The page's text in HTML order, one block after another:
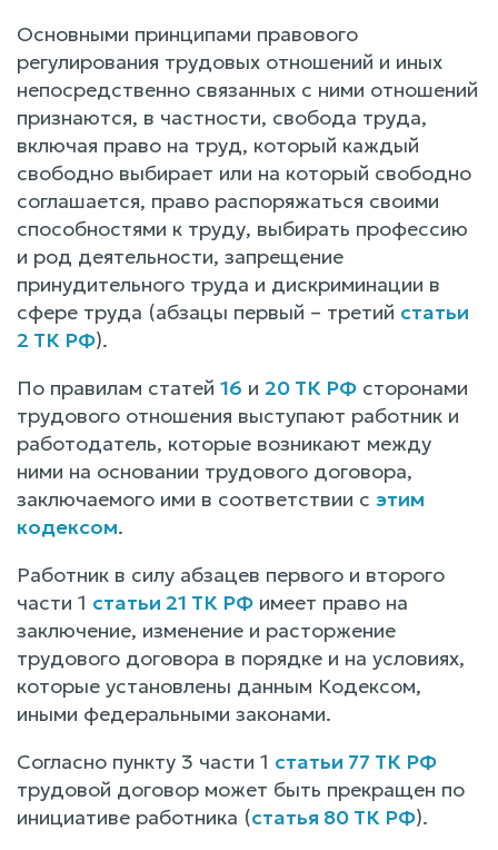
Основными принципами правового
регулирования трудовых отношений и иных
непосредственно связанных с ними отношений
признаются, в частности, свобода труда,
включая право на труд, который каждый
свободно выбирает или на который свободно
соглашается, право распоряжаться своими
способностями к труду, выбирать профессию
и род деятельности, запрещение
принудительного труда и дискриминации в
сфере труда (абзацы первый – третий статьи
2 ТК РФ).
По правилам статей 16 и 20 ТК РФ сторонами
трудового отношения выступают работник и
работодатель, которые возникают между
ними на основании трудового договора,
заключаемого ими в соответствии с этим
кодексом.
Работник в силу абзацев первого и второго
части 1 статьи 21 ТК РФ имеет право на
заключение, изменение и расторжение
трудового договора в порядке и на условиях,
которые установлены данным Кодексом,
иными федеральными законами.
Согласно пункту 3 части 1 статьи 77 ТК РФ
трудовой договор может быть прекращен по
инициативе работника (статья 80 ТК РФ).